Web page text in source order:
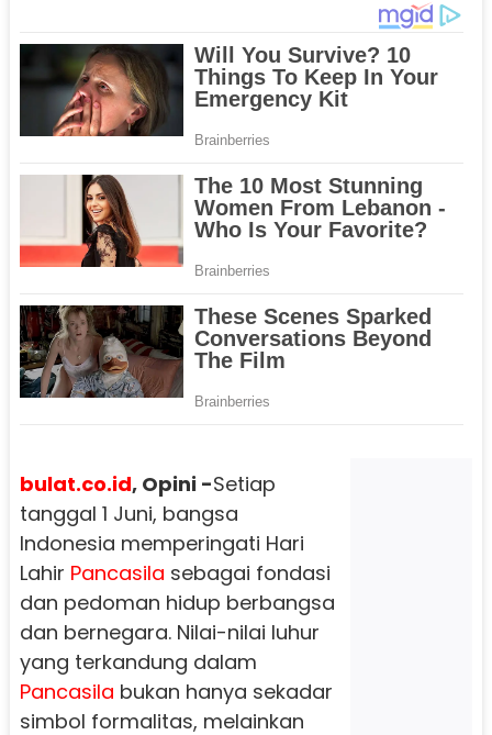
bulat.co.id, Opini -Setiap
tanggal 1 Juni, bangsa
Indonesia memperingati Hari
Lahir Pancasila sebagai fondasi
dan pedoman hidup berbangsa
dan bernegara. Nilai-nilai luhur
yang terkandung dalam
Pancasila bukan hanya sekadar
simbol formalitas, melainkan